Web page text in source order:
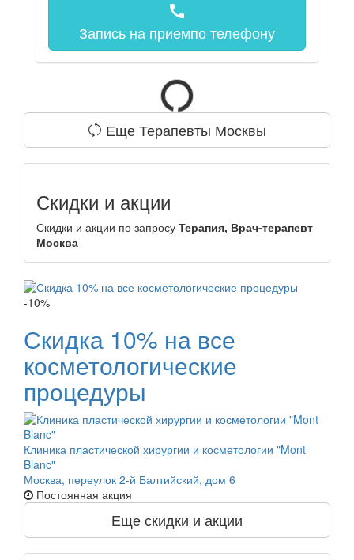
call
Запись на приемпо телефону
Еще Терапевты Москвы
Скидки и акции
Скидки и акции по запросу Терапия, Врач-терапевт
Москва
-10%
Скидка 10% на все
косметологические
процедуры
Клиника пластической хирургии и косметологии "Mont
Blanc"
Москва, переулок 2-й Балтийский, дом 6
Постоянная акция
Еще скидки и акции